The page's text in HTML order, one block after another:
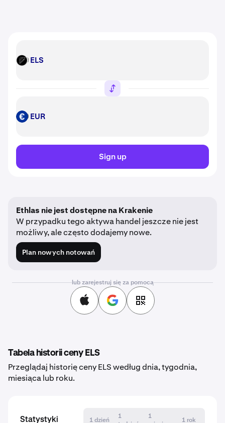
ELS ELS
EUR EUR
Sign up
Ethlas nie jest dostępne na Krakenie
W przypadku tego aktywa handel jeszcze nie jest
możliwy, ale często dodajemy nowe.
Plan nowych notowań
lub zarejestruj się za pomocą
Tabela historii ceny ELS
Przeglądaj historię ceny ELS według dnia, tygodnia,
miesiąca lub roku.
Statystyki 1 dzień
1
1
1 rok